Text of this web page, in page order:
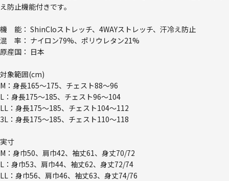
え防止機能付きです。
機 能： ShinCloストレッチ、4WAYストレッチ、汗冷え防止
混 率： ナイロン79%、ポリウレタン21%
原産国： 日本
対象範囲(cm)
M：身長165～175、チェスト88～96
L：身長175～185、チェスト96～104
LL：身長175～185、チェスト104～112
3L：身長175～185、チェスト110～118
実寸
M：身巾50、肩巾42、袖丈61、身丈70/72
L：身巾53、肩巾44、袖丈62、身丈72/74
LL：身巾56、肩巾46、袖丈63、身丈74/76